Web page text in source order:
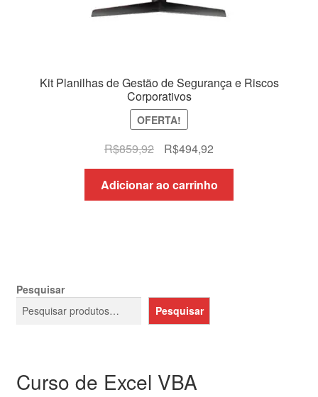
Kit Planilhas de Gestão de Segurança e Riscos
Corporativos
OFERTA!
R$859,92
O
preço
original
era:
R$494,92O
preço
atual
é:
Adicionar ao carrinho
Pesquisar
Pesquisar
Curso de Excel VBA